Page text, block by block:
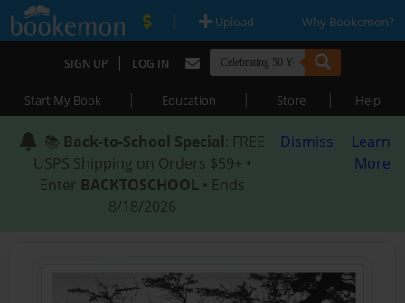
| Upload | Why Bookemon?
SIGN UP | LOG IN
Start My Book | Education | Store | Help
📚 Back-to-School Special: FREE
USPS Shipping on Orders $59+ •
Enter BACKTOSCHOOL • Ends
8/18/2026
Dismiss
Learn
More